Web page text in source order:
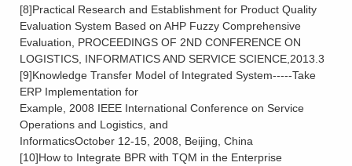
[8]Practical Research and Establishment for Product Quality
Evaluation System Based on AHP Fuzzy Comprehensive
Evaluation, PROCEEDINGS OF 2ND CONFERENCE ON
LOGISTICS, INFORMATICS AND SERVICE SCIENCE,2013.3
[9]Knowledge Transfer Model of Integrated System-----Take
ERP Implementation for
Example, 2008 IEEE International Conference on Service
Operations and Logistics, and
InformaticsOctober 12-15, 2008, Beijing, China
[10]How to Integrate BPR with TQM in the Enterprise